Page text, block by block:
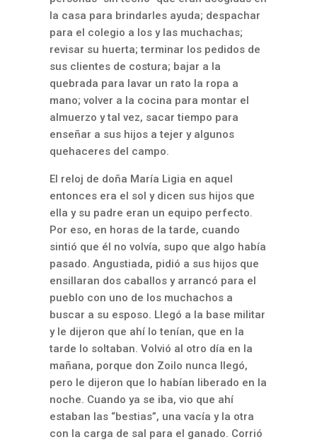
la casa para brindarles ayuda; despachar
para el colegio a los y las muchachas;
revisar su huerta; terminar los pedidos de
sus clientes de costura; bajar a la
quebrada para lavar un rato la ropa a
mano; volver a la cocina para montar el
almuerzo y tal vez, sacar tiempo para
enseñar a sus hijos a tejer y algunos
quehaceres del campo.
El reloj de doña María Ligia en aquel
entonces era el sol y dicen sus hijos que
ella y su padre eran un equipo perfecto.
Por eso, en horas de la tarde, cuando
sintió que él no volvía, supo que algo había
pasado. Angustiada, pidió a sus hijos que
ensillaran dos caballos y arrancó para el
pueblo con uno de los muchachos a
buscar a su esposo. Llegó a la base militar
y le dijeron que ahí lo tenían, que en la
tarde lo soltaban. Volvió al otro día en la
mañana, porque don Zoilo nunca llegó,
pero le dijeron que lo habían liberado en la
noche. Cuando ya se iba, vio que ahí
estaban las “bestias”, una vacía y la otra
con la carga de sal para el ganado. Corrió